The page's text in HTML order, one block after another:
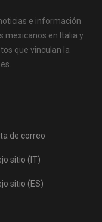
e información
mexicanos en Italia y
que vinculan la
de correo
sitio (IT)
sitio (ES)